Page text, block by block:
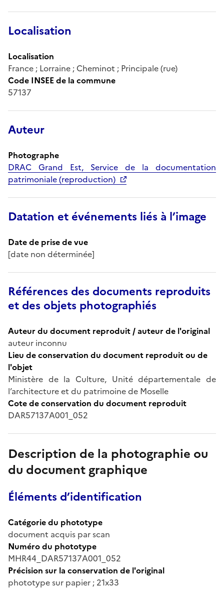
Localisation
Localisation
France ; Lorraine ; Cheminot ; Principale (rue)
Code INSEE de la commune
57137
Auteur
Photographe
DRAC Grand Est, Service de la documentation
patrimoniale (reproduction)
Datation et événements liés à l’image
Date de prise de vue
[date non déterminée]
Références des documents reproduits
et des objets photographiés
Auteur du document reproduit / auteur de l'original
auteur inconnu
Lieu de conservation du document reproduit ou de
l'objet
Ministère de la Culture, Unité départementale de
l’architecture et du patrimoine de Moselle
Cote de conservation du document reproduit
DAR57137A001_052
Description de la photographie ou
du document graphique
Éléments d’identification
Catégorie du phototype
document acquis par scan
Numéro du phototype
MHR44_DAR57137A001_052
Précision sur la conservation de l'original
phototype sur papier ; 21x33